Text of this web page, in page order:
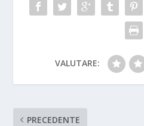
VALUTARE:
PRECEDENTE